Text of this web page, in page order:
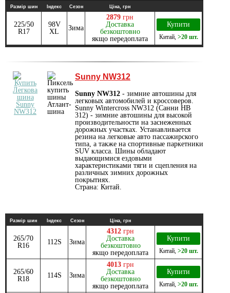
Размір шин Індекс Сезон Ціна, грн
225/50
R17
98V
XL
Зима
2879 грн
Доставка
безкоштовно
якщо передоплата
Купити
Китай, >20 шт.
Sunny NW312
Sunny NW312 - зимние автошины для
легковых автомобилей и кроссоверов.
Sunny Wintercross NW312 (Санни НВ
312) - зимние автошины для высокой
производительности на заснеженных
дорожных участках. Устанавливается
резина на легковые авто пассажирского
типа, а также на спортивные паркетники
SUV класса. Шины обладают
выдающимися ездовыми
характеристиками тяги и сцепления на
различных зимних дорожных
покрытиях.
Страна: Китай.
Размір шин Індекс Сезон Ціна, грн
265/70
R16
112S Зима
4312 грн
Доставка
безкоштовно
якщо передоплата
Купити
Китай, >20 шт.
265/60
R18
114S Зима
4013 грн
Доставка
безкоштовно
якщо передоплата
Купити
Китай, >20 шт.